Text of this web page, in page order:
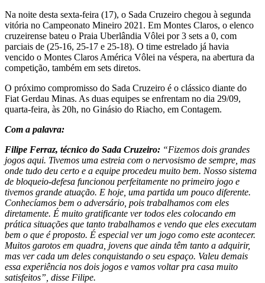
Na noite desta sexta-feira (17), o Sada Cruzeiro chegou à segunda
vitória no Campeonato Mineiro 2021. Em Montes Claros, o elenco
cruzeirense bateu o Praia Uberlândia Vôlei por 3 sets a 0, com
parciais de (25-16, 25-17 e 25-18). O time estrelado já havia
vencido o Montes Claros América Vôlei na véspera, na abertura da
competição, também em sets diretos.
O próximo compromisso do Sada Cruzeiro é o clássico diante do
Fiat Gerdau Minas. As duas equipes se enfrentam no dia 29/09,
quarta-feira, às 20h, no Ginásio do Riacho, em Contagem.
Com a palavra:
Filipe Ferraz, técnico do Sada Cruzeiro: “Fizemos dois grandes
jogos aqui. Tivemos uma estreia com o nervosismo de sempre, mas
onde tudo deu certo e a equipe procedeu muito bem. Nosso sistema
de bloqueio-defesa funcionou perfeitamente no primeiro jogo e
tivemos grande atuação. E hoje, uma partida um pouco diferente.
Conhecíamos bem o adversário, pois trabalhamos com eles
diretamente. É muito gratificante ver todos eles colocando em
prática situações que tanto trabalhamos e vendo que eles executam
bem o que é proposto. É especial ver um jogo como este acontecer.
Muitos garotos em quadra, jovens que ainda têm tanto a adquirir,
mas ver cada um deles conquistando o seu espaço. Valeu demais
essa experiência nos dois jogos e vamos voltar pra casa muito
satisfeitos”, disse Filipe.